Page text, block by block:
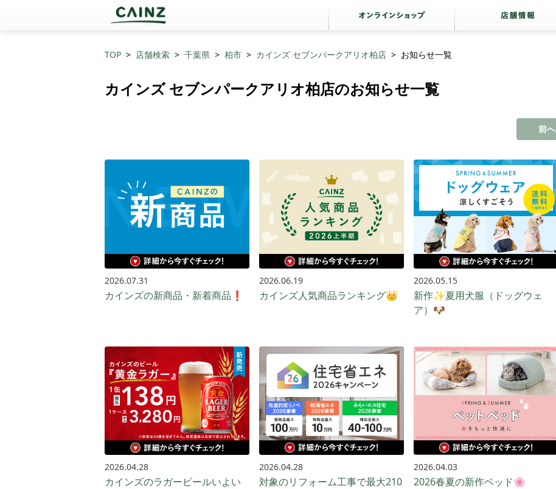
TOP 店舗検索 千葉県 柏市 カインズ セブンパークアリオ柏店 お知らせ一覧
カインズ セブンパークアリオ柏店のお知らせ一覧
前へ
2026.07.31
カインズの新商品・新着商品❗
2026.06.19
カインズ人気商品ランキング👑
2026.05.15
新作✨夏用犬服（ドッグウェ
ア）🐶
2026.04.28
カインズのラガービールいよい
2026.04.28
対象のリフォーム工事で最大210
2026.04.03
2026春夏の新作ベッド🌸